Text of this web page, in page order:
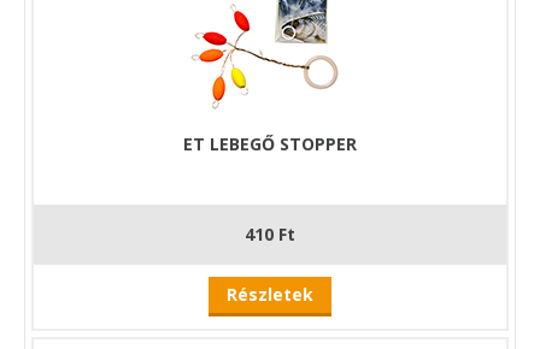
ET LEBEGŐ STOPPER
410 Ft
Részletek